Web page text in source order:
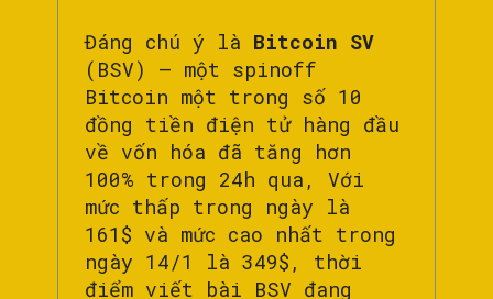
Đáng chú ý là Bitcoin SV
(BSV) – một spinoff
Bitcoin một trong số 10
đồng tiền điện tử hàng đầu
về vốn hóa đã tăng hơn
100% trong 24h qua, Với
mức thấp trong ngày là
161$ và mức cao nhất trong
ngày 14/1 là 349$, thời
điểm viết bài BSV đang